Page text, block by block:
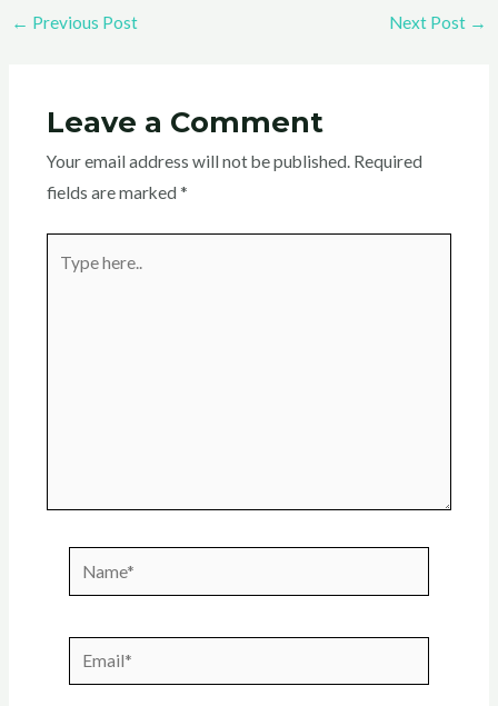
← Previous Post Next Post →
Leave a Comment
Your email address will not be published. Required
fields are marked *
here..
Name*
Email*